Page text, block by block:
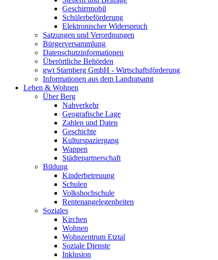
Geschirrmobil
Schülerbeförderung
Elektronischer Widerspruch
Satzungen und Verordnungen
Bürgerversammlung
Datenschutzinformationen
Überörtliche Behörden
gwt Starnberg GmbH - Wirtschaftsförderung
Informationen aus dem Landratsamt
Leben & Wohnen
Über Berg
Nahverkehr
Geografische Lage
Zahlen und Daten
Geschichte
Kulturspaziergang
Wappen
Städtepartnerschaft
Bildung
Kinderbetreuung
Schulen
Volkshochschule
Rentenangelegenheiten
Soziales
Kirchen
Wohnen
Wohnzentrum Etztal
Soziale Dienste
Inklusion